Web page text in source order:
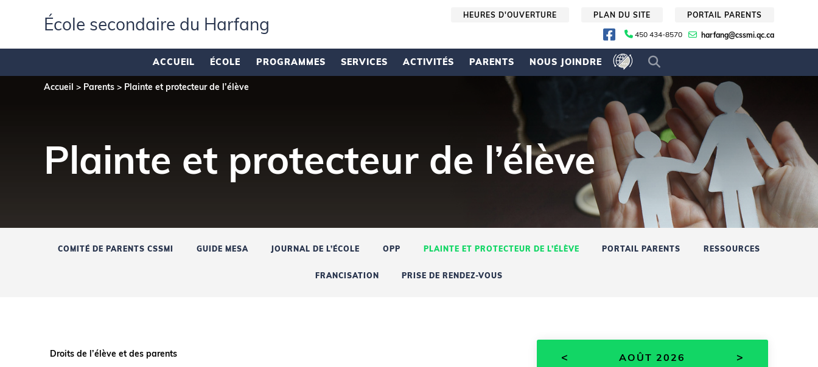
École secondaire du Harfang PLAN DU SITE PORTAIL PARENTS
HEURES D'OUVERTURE
450 434-8570 harfang@cssmi.qc.ca
ACCUEIL ÉCOLE PROGRAMMES SERVICES ACTIVITÉS PARENTS NOUS JOINDRE
Accueil > Parents > Plainte et protecteur de l’élève
Plainte et protecteur de l’élève
COMITÉ DE PARENTS CSSMI GUIDE MESA JOURNAL DE L’ÉCOLE OPP PLAINTE ET PROTECTEUR DE L’ÉLÈVE PORTAIL PARENTS RESSOURCES
FRANCISATION PRISE DE RENDEZ-VOUS
Droits de l’élève et des parents
< AOÛT 2026 >